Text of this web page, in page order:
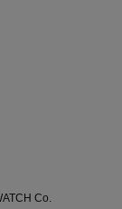
Co.